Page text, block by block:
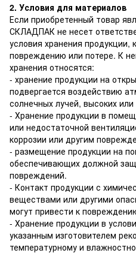
2. Условия для материалов
Если приобретенный товар
СКЛАДПАК не несет
условия хранения продукции,
повреждению или потере. К
хранения относятся:
- хранение продукции на
подвергается воздействию
солнечных лучей, высоких
- Хранение продукции в
или недостаточной
коррозии или другим
- размещение продукции на
обеспечивающих должной
повреждений.
- Контакт продукции с
веществами или другими
могут привести к
- Хранение продукции в
указанным изготовителем
температурному и